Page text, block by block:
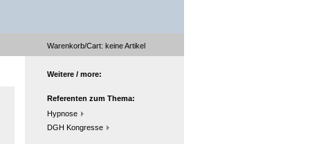
Warenkorb/Cart: keineArtikel
Weitere / more:
Referenten zum Thema:
Hypnose
DGH Kongresse